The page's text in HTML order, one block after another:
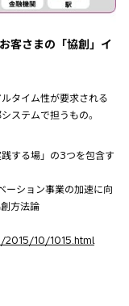
客さまの「協創」イ
タイム性が要求される
ステムで担うもの。
する場」の3つを包含す
ーション事業の加速に向
方法論
2015/10/1015.html